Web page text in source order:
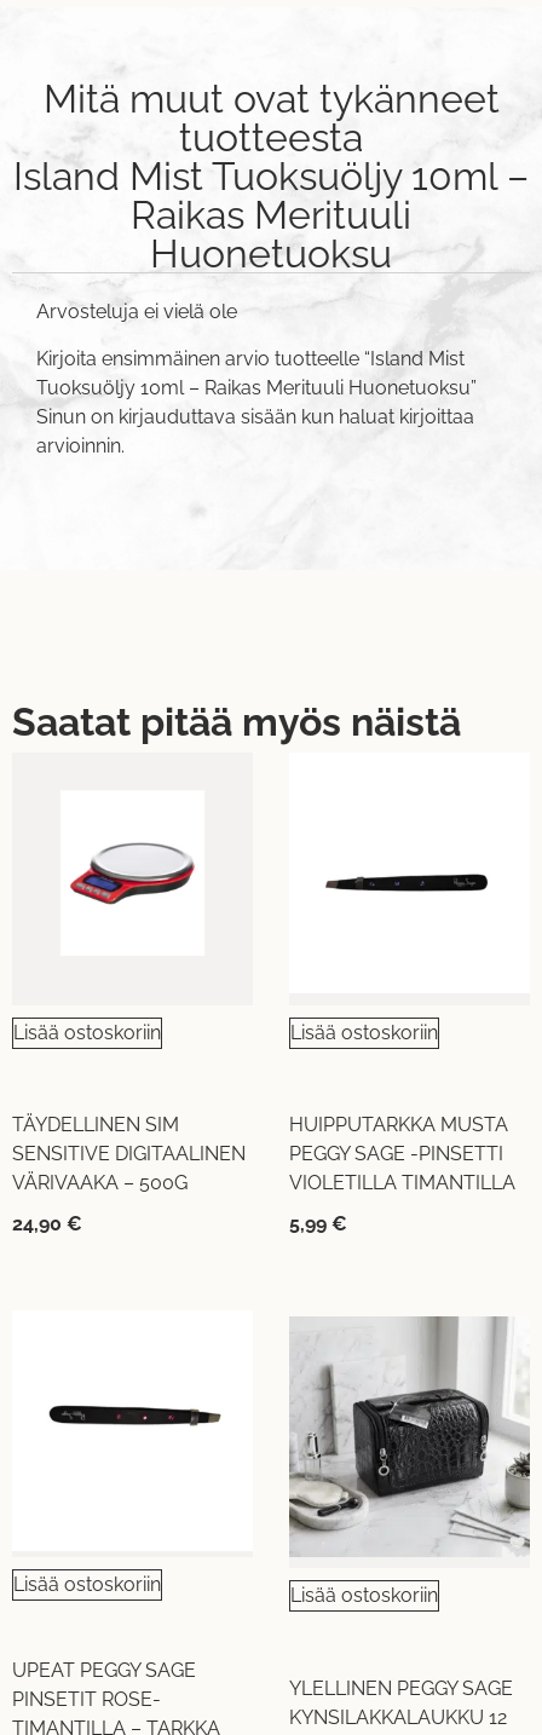
Mitä muut ovat tykänneet
tuotteesta
Island Mist Tuoksuöljy 10ml –
Raikas Merituuli
Huonetuoksu
Arvosteluja ei vielä ole
Kirjoita ensimmäinen arvio tuotteelle “Island Mist
Tuoksuöljy 10ml – Raikas Merituuli Huonetuoksu”
Sinun on kirjauduttava sisään kun haluat kirjoittaa
arvioinnin.
Saatat pitää myös näistä
Lisää ostoskoriin
TÄYDELLINEN SIM
SENSITIVE DIGITAALINEN
VÄRIVAAKA – 500G
24,90 €
Lisää ostoskoriin
HUIPPUTARKKA MUSTA
PEGGY SAGE -PINSETTI
VIOLETILLA TIMANTILLA
5,99 €
Lisää ostoskoriin
UPEAT PEGGY SAGE
PINSETIT ROSE-
TIMANTILLA – TARKKA
Lisää ostoskoriin
YLELLINEN PEGGY SAGE
KYNSILAKKALAUKKU 12